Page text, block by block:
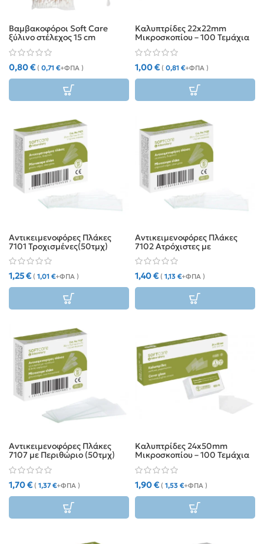
Βαμβακοφόροι Soft Care
ξύλινο στέλεχος 15 cm
0,80€ ( 0,71 €+ΦΠΑ )
Καλυπτρίδες 22x22mm
Μικροσκοπίου – 100 Τεμάχια
1,00€ ( 0,81 €+ΦΠΑ )
Αντικειμενοφόρες Πλάκες
7101 Τροχισμένες(50τμχ)
1,25€ ( 1,01 €+ΦΠΑ )
Αντικειμενοφόρες Πλάκες
7102 Ατρόχιστες με
Επίστρωση (50τμχ)
1,40€ ( 1,13 €+ΦΠΑ )
Αντικειμενοφόρες Πλάκες
7107 με Περιθώριο (50τμχ)
1,70€ ( 1,37€+ΦΠΑ )
Καλυπτρίδες 24x50mm
Μικροσκοπίου – 100 Τεμάχια
1,90€ ( 1,53 €+ΦΠΑ )